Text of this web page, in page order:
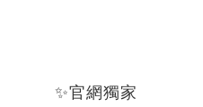
✨官網獨家